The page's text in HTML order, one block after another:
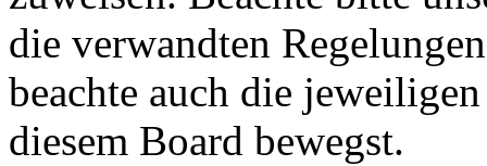
die verwandten
beachte auch die
diesem Board bewegst.